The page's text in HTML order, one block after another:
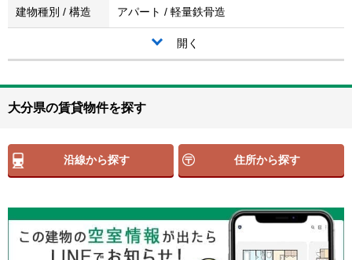
建物種別 / 構造 アパート / 軽量鉄骨造
開く
大分県の賃貸物件を探す
沿線から探す 住所から探す